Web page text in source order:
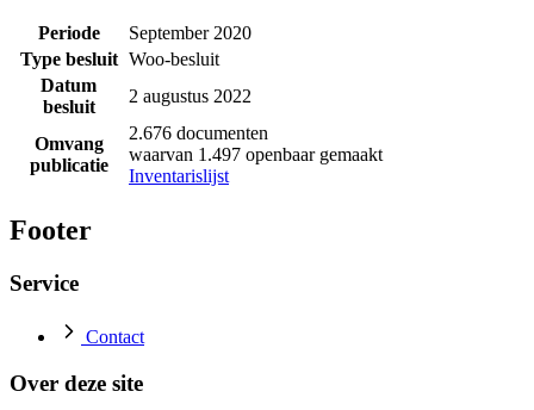
Periode
September 2020
Type besluit Woo-besluit
Datum
besluit
2 augustus 2022
Omvang
publicatie
2.676 documenten
waarvan 1.497 openbaar gemaakt
Inventarislijst
Footer
Service
Contact
Over deze site